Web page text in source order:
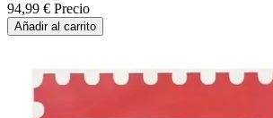
94,99 € Precio
Añadir al carrito